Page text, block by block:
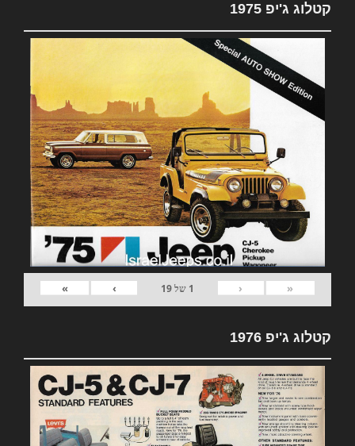
קטלוג ג'יפ 1975
«
‹
1 של19
›
»
קטלוג ג'יפ 1976